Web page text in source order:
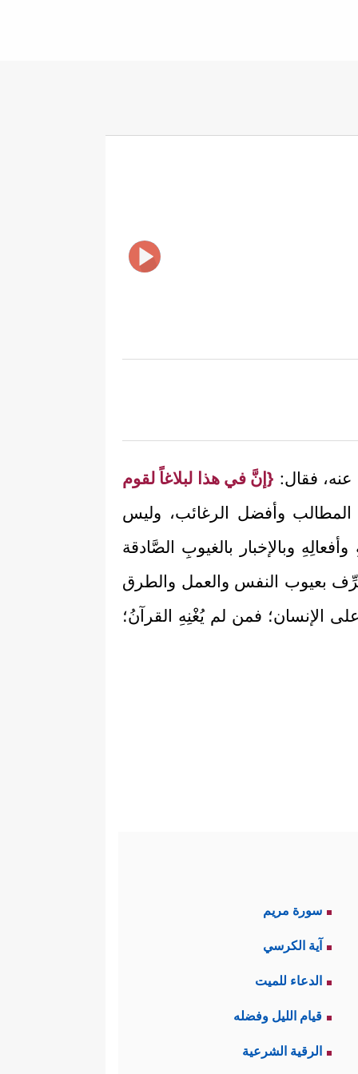
عنه، فقال: {إنَّ في هذا لبلاغاً لقوم
وأفضل الرغائب، وليس
وبالإخبار بالغيوبِ الصَّادقة
بعيوب النفس والعمل والطرق
الإنسان؛ فمن لم يُغْنِهِ القرآنُ؛
سورة مريم
آية الكرسي
الدعاء للميت
قيام الليل وفضله
الرقية الشرعية